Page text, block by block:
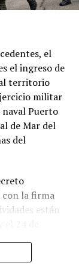
sería un
el
el ingreso de
territorio
militar
Puerto
de Mar del
del
la firma
están